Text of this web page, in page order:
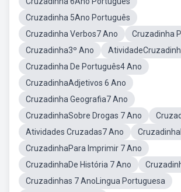
Cruzadinha 5Ano Português
Cruzadinha Verbos7 Ano
Cruzadinha
Cruzadinha3º Ano
Cruzadinha De Português4 Ano
CruzadinhaAdjetivos 6 Ano
Cruzadinha Geografia7 Ano
CruzadinhaSobre Drogas 7 Ano
Atividades Cruzadas7 Ano
CruzadinhaPara Imprimir 7 Ano
CruzadinhaDe História 7 Ano
Cruzadinhas 7 AnoLingua Portuguesa